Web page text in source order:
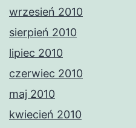
wrzesień 2010
sierpień 2010
lipiec 2010
czerwiec 2010
maj 2010
kwiecień 2010